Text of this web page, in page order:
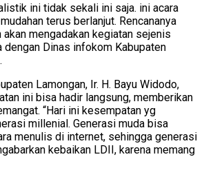
ini tidak sekali ini saja. ini acara
terus berlanjut. Rencananya
mengadakan kegiatan sejenis
dengan Dinas infokom Kabupaten
Lamongan, Ir. H. Bayu Widodo,
ini bisa hadir langsung, memberikan
“Hari ini kesempatan yg
millenial. Generasi muda bisa
menulis di internet, sehingga generasi
kebaikan LDII, karena memang